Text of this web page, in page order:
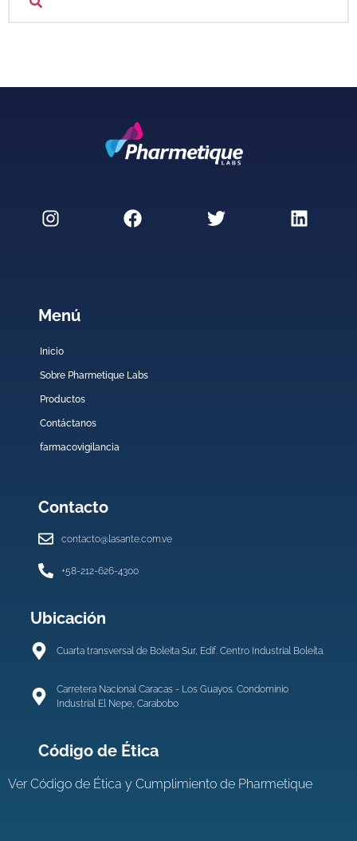
Menú
Inicio
Sobre Pharmetique Labs
Productos
Contáctanos
farmacovigilancia
Contacto
contacto@lasante.com.ve
+58-212-626-4300
Ubicación
Cuarta transversal de Boleita Sur, Edif. Centro Industrial Boleíta.
Carretera Nacional Caracas - Los Guayos. Condominio
Industrial El Nepe, Carabobo
Código de Ética
VerCódigo de Ética y Cumplimiento de Pharmetique